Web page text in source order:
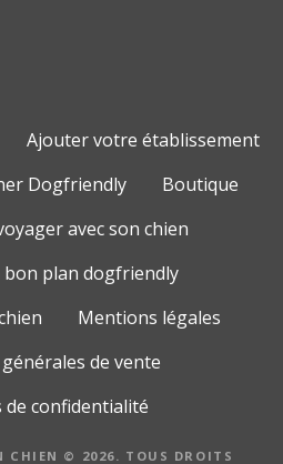
Ajouter votre établissement
Dogfriendly
Boutique
avec son chien
plan dogfriendly
Mentions légales
de vente
de confidentialité
CHIEN © 2026. TOUS DROITS